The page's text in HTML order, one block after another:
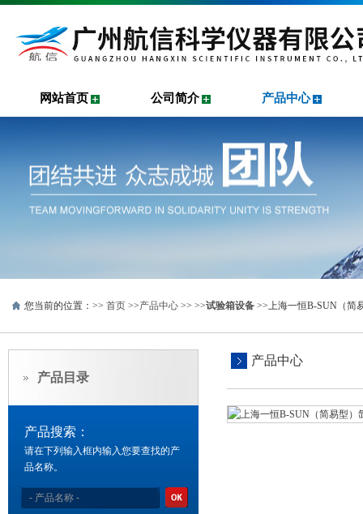
网站首页 公司简介 产品中心
您当前的位置：>> 首页 >>产品中心 >> >>试验箱设备 >>上海一恒B-SUN（简
产品目录
产品搜索：
请在下列输入框内输入您要查找的产
品名称。
产品中心